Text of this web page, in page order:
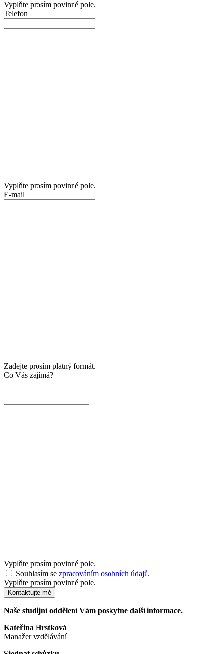
Vyplňte prosím povinné pole.
Telefon
Vyplňte prosím povinné pole.
E-mail
Zadejte prosím platný formát.
Co Vás zajímá?
Vyplňte prosím povinné pole.
Souhlasím se zpracováním osobních údajů.
Vyplňte prosím povinné pole.
Kontaktujte mě
Naše studijní oddělení Vám poskytne další informace.
Kateřina Hrstková
Manažer vzdělávání